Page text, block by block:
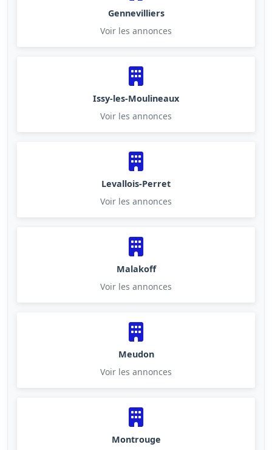
Gennevilliers
Voir les annonces
Issy-les-Moulineaux
Voir les annonces
Levallois-Perret
Voir les annonces
Malakoff
Voir les annonces
Meudon
Voir les annonces
Montrouge